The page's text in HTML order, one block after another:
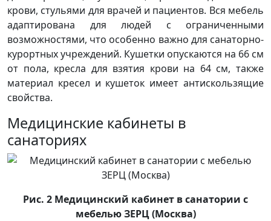
крови, стульями для врачей и пациентов. Вся мебель
адаптирована для людей с ограниченными
возможностями, что особенно важно для санаторно-
курортных учреждений. Кушетки опускаются на 66 см
от пола, кресла для взятия крови на 64 см, также
материал кресел и кушеток имеет антискользящие
свойства.
Медицинские кабинеты в
санаториях
Рис. 2 Медицинский кабинет в санатории с
мебелью ЗЕРЦ (Москва)